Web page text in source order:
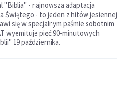
"Biblia" - najnowsza adaptacja
Świętego - to jeden z hitów jesiennej
się w specjalnym paśmie sobotnim
wyemituje pięć 90-minutowych
19 października.